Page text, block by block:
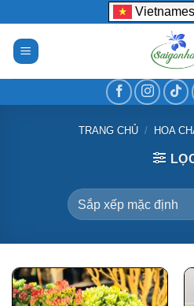
nội
dung
TRANG CHỦ / HOA